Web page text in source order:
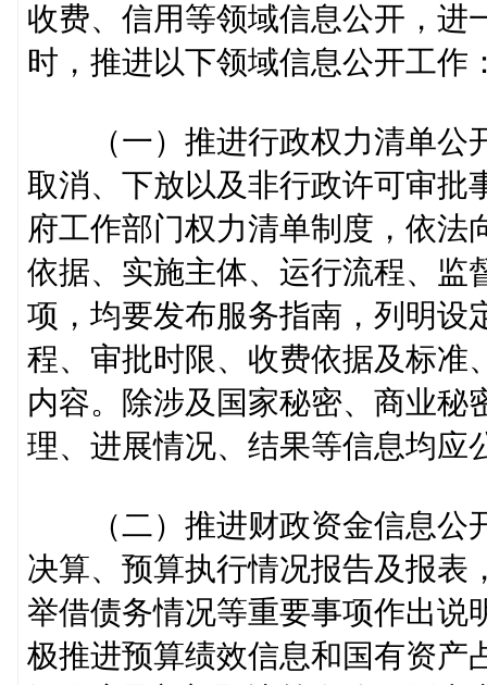
收费、信用等领域信息公开，进
时，推进以下领域信息公开工作
（一）推进行政权力清单公
取消、下放以及非行政许可审批
府工作部门权力清单制度，依法
依据、实施主体、运行流程、监
项，均要发布服务指南，列明设
程、审批时限、收费依据及标准
内容。除涉及国家秘密、商业秘
理、进展情况、结果等信息均应
（二）推进财政资金信息公
决算、预算执行情况报告及报表
举借债务情况等重要事项作出说
极推进预算绩效信息和国有资产